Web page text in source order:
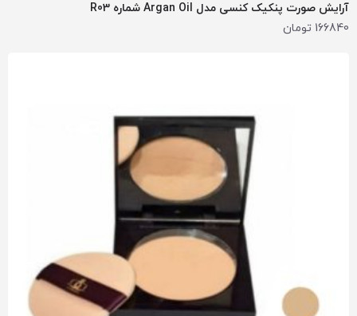
آرایش صورت پنکیک کنسی مدل Argan Oil شماره R03
166840 تومان